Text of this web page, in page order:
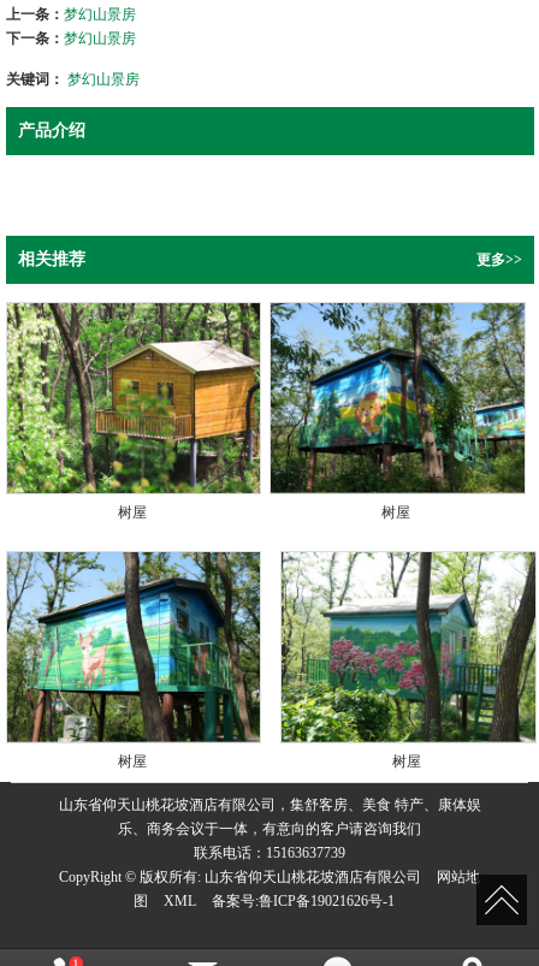
上一条： 梦幻山景房
下一条： 梦幻山景房
关键词： 梦幻山景房
产品介绍
相关推荐 更多>>
树屋 树屋
树屋 树屋
山东省仰天山桃花坡酒店有限公司，集舒客房、美食 特产、康体娱
乐、商务会议于一体，有意向的客户请咨询我们
联系电话：15163637739
CopyRight © 版权所有: 山东省仰天山桃花坡酒店有限公司
网站地
图
XML 备案号:鲁ICP备19021626号-1